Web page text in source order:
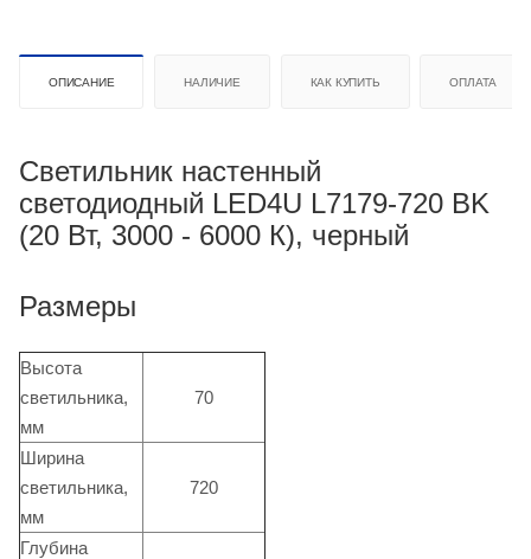
ОПИСАНИЕ НАЛИЧИЕ КАК КУПИТЬ ОПЛАТА
Светильник настенный
светодиодный LED4U L7179-720 BK
(20 Вт, 3000 - 6000 К), черный
Размеры
Высота
светильника,
мм
70
Ширина
светильника,
мм
720
Глубина